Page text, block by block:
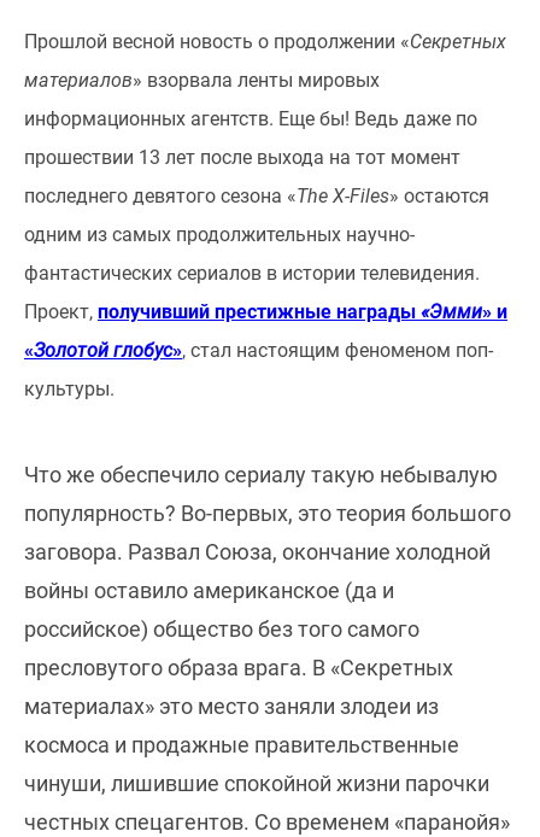
Прошлой весной новость о продолжении «Секретных
материалов» взорвала ленты мировых
информационных агентств. Еще бы! Ведь даже по
прошествии 13 лет после выхода на тот момент
последнего девятого сезона «The X-Files» остаются
одним из самых продолжительных научно-
фантастических сериалов в истории телевидения.
Проект, получивший престижные награды «Эмми» и
«Золотой глобус», стал настоящим феноменом поп-
культуры.
Что же обеспечило сериалу такую небывалую
популярность? Во-первых, это теория большого
заговора. Развал Союза, окончание холодной
войны оставило американское (да и
российское) общество без того самого
пресловутого образа врага. В «Секретных
материалах» это место заняли злодеи из
космоса и продажные правительственные
чинуши, лишившие спокойной жизни парочки
честных спецагентов. Со временем «паранойя»